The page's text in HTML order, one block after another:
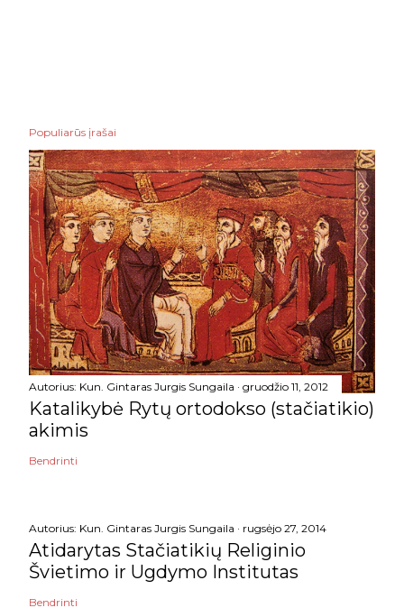
Populiarūs įrašai
Autorius: Kun. Gintaras Jurgis Sungaila gruodžio 11, 2012
Katalikybė Rytų ortodokso (stačiatikio)
akimis
Bendrinti
Autorius: Kun. Gintaras Jurgis Sungaila rugsėjo 27, 2014
Atidarytas Stačiatikių Religinio
Švietimo ir Ugdymo Institutas
Bendrinti